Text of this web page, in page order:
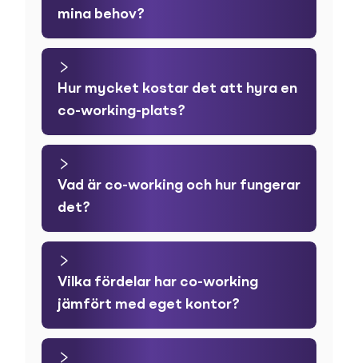
mina behov?
Hur mycket kostar det att hyra en
co-working-plats?
Vad är co-working och hur fungerar
det?
Vilka fördelar har co-working
jämfört med eget kontor?